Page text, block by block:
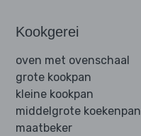
Kookgerei
oven met ovenschaal
grote kookpan
kleine kookpan
middelgrote koekenpan
maatbeker